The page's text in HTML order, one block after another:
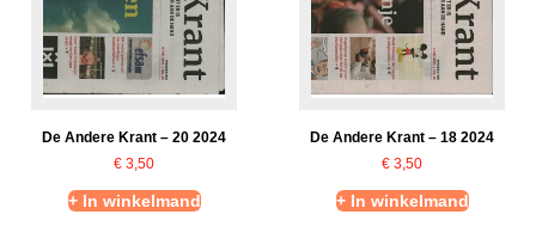
De Andere Krant – 20 2024
€ 3,50
+ In winkelmand
De Andere Krant – 18 2024
€ 3,50
+ In winkelmand